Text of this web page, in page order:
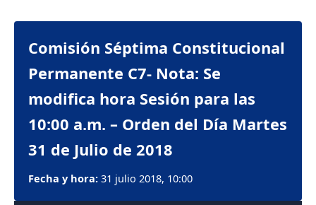
Comisión Séptima Constitucional
Permanente C7- Nota: Se
modifica hora Sesión para las
10:00 a.m. – Orden del Día Martes
31 de Julio de 2018
Fecha y hora: 31 julio 2018, 10:00